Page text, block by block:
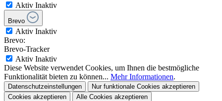
Aktiv Inaktiv
Brevo
Aktiv Inaktiv
Brevo:
Brevo-Tracker
Aktiv Inaktiv
Diese Website verwendet Cookies, um Ihnen die bestmögliche
Funktionalität bieten zu können... Mehr Informationen.
Datenschutzeinstellungen
Nur funktionale Cookies akzeptieren
Cookies akzeptieren
Alle Cookies akzeptieren